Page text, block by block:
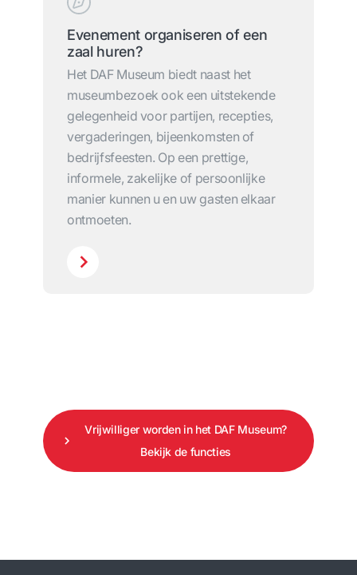
Evenement organiseren of een
zaal huren?
Het DAF Museum biedt naast het
museumbezoek ook een uitstekende
gelegenheid voor partijen, recepties,
vergaderingen, bijeenkomsten of
bedrijfsfeesten. Op een prettige,
informele, zakelijke of persoonlijke
manier kunnen u en uw gasten elkaar
ontmoeten.
Vrijwilliger worden in het DAF Museum?
Bekijk de functies